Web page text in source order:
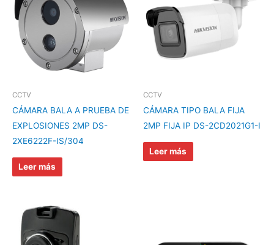
CCTV
CÁMARA BALA A PRUEBA DE
EXPLOSIONES 2MP DS-
2XE6222F-IS/304
Leer más
CCTV
CÁMARA TIPO BALA FIJA
2MP FIJA IP DS-2CD2021G1-I
Leer más